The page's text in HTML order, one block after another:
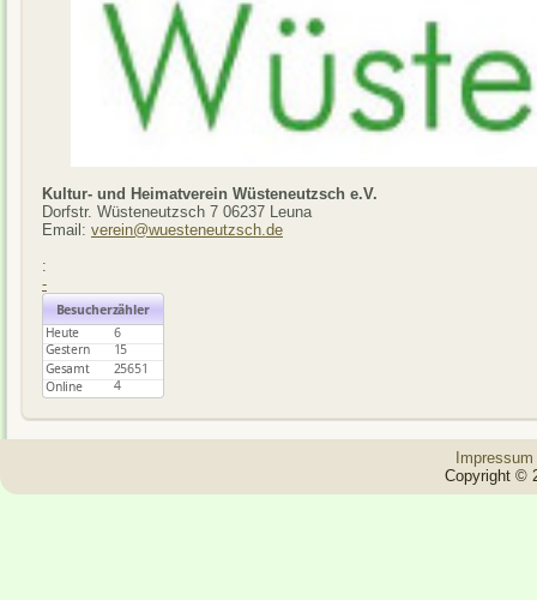
Kultur- und Heimatverein Wüsteneutzsch e.V.
Dorfstr. Wüsteneutzsch 7 06237 Leuna
Email: verein@wuesteneutzsch.de
:
-
Impressum
Copyright ©